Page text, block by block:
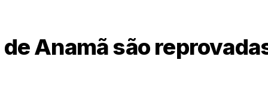
Anamã são